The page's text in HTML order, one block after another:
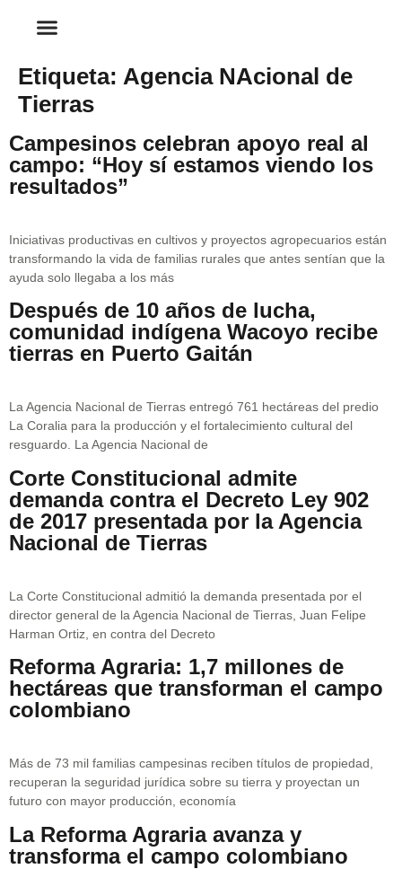
Etiqueta: Agencia NAcional de
Tierras
Campesinos celebran apoyo real al
campo: “Hoy sí estamos viendo los
resultados”
Iniciativas productivas en cultivos y proyectos agropecuarios están
transformando la vida de familias rurales que antes sentían que la
ayuda solo llegaba a los más
Después de 10 años de lucha,
comunidad indígena Wacoyo recibe
tierras en Puerto Gaitán
La Agencia Nacional de Tierras entregó 761 hectáreas del predio
La Coralia para la producción y el fortalecimiento cultural del
resguardo. La Agencia Nacional de
Corte Constitucional admite
demanda contra el Decreto Ley 902
de 2017 presentada por la Agencia
Nacional de Tierras
La Corte Constitucional admitió la demanda presentada por el
director general de la Agencia Nacional de Tierras, Juan Felipe
Harman Ortiz, en contra del Decreto
Reforma Agraria: 1,7 millones de
hectáreas que transforman el campo
colombiano
Más de 73 mil familias campesinas reciben títulos de propiedad,
recuperan la seguridad jurídica sobre su tierra y proyectan un
futuro con mayor producción, economía
La Reforma Agraria avanza y
transforma el campo colombiano